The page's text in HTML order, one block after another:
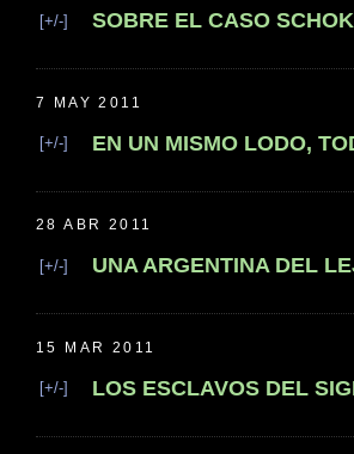
[+/-] SOBRE EL CASO
7 MAY 2011
[+/-] EN UN MISMO LODO,
28 ABR 2011
[+/-] UNA ARGENTINA DEL
15 MAR 2011
[+/-] LOS ESCLAVOS DEL